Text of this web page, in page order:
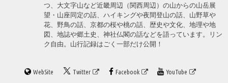
つ、大文字山など近畿周辺（関西周辺）の山からの山岳展
望・山座同定の話、ハイキングや夜間登山の話、山野草や
花、野鳥の話、京都の桜や桃の話、歴史や文化、地理や地
図、地誌や郷土史、神社仏閣の話などを語っています。リン
ク自由。山行記録はごく一部だけ公開！
WebSite Twitter Facebook YouTube